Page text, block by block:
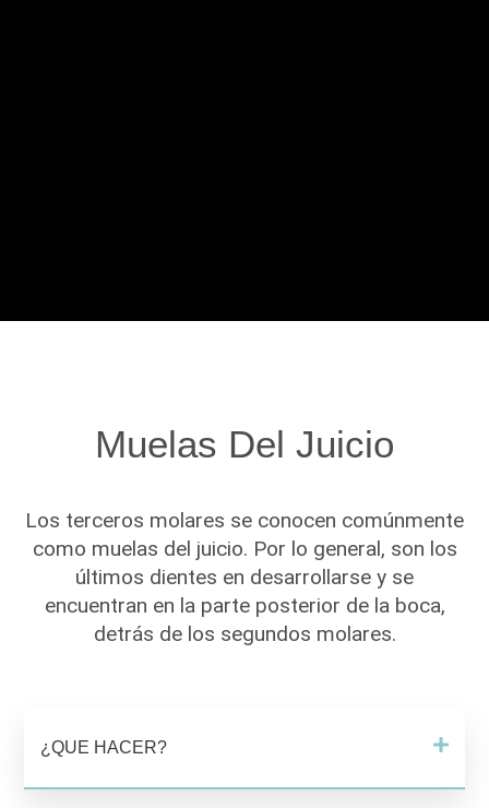
Muelas Del Juicio
Los terceros molares se conocen comúnmente
como muelas del juicio. Por lo general, son los
últimos dientes en desarrollarse y se
encuentran en la parte posterior de la boca,
detrás de los segundos molares.
¿QUE HACER?